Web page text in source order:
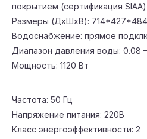
покрытием (сертификация SIAA)
Размеры (ДхШхВ):
Водоснабжение: прямое
Диапазон давления воды: 0.08
Мощность: 1120 Вт
Частота: 50 Гц
Напряжение питания: 220В
Класс энергоэффективности: 2
Доставка
по
Официальная
гарантия Panasonic
3 года.